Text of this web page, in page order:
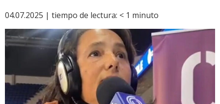
04.07.2025 | tiempo de lectura: < 1 minuto